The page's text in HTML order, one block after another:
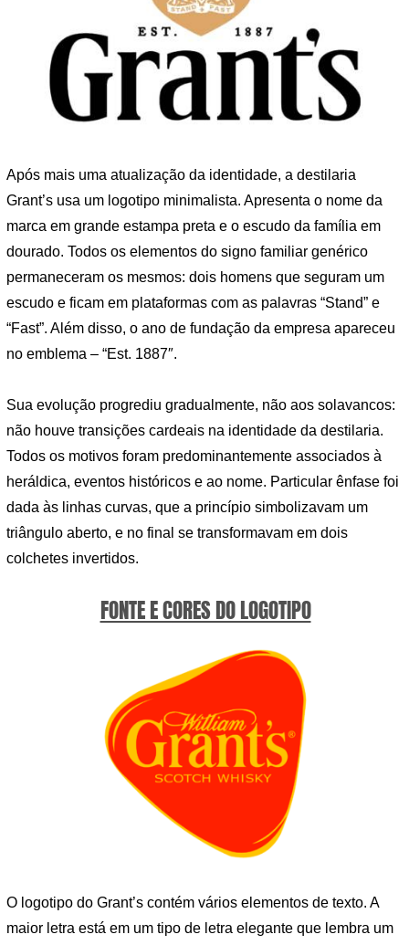
Após mais uma atualização da identidade, a destilaria
Grant’s usa um logotipo minimalista. Apresenta o nome da
marca em grande estampa preta e o escudo da família em
dourado. Todos os elementos do signo familiar genérico
permaneceram os mesmos: dois homens que seguram um
escudo e ficam em plataformas com as palavras “Stand” e
“Fast”. Além disso, o ano de fundação da empresa apareceu
no emblema – “Est. 1887″.
Sua evolução progrediu gradualmente, não aos solavancos:
não houve transições cardeais na identidade da destilaria.
Todos os motivos foram predominantemente associados à
heráldica, eventos históricos e ao nome. Particular ênfase foi
dada às linhas curvas, que a princípio simbolizavam um
triângulo aberto, e no final se transformavam em dois
colchetes invertidos.
FONTE E CORES DO LOGOTIPO
O logotipo do Grant’s contém vários elementos de texto. A
maior letra está em um tipo de letra elegante que lembra um